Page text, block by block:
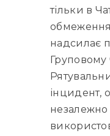
тільки в
надсилає
Груповому
інцидент,
незалежно